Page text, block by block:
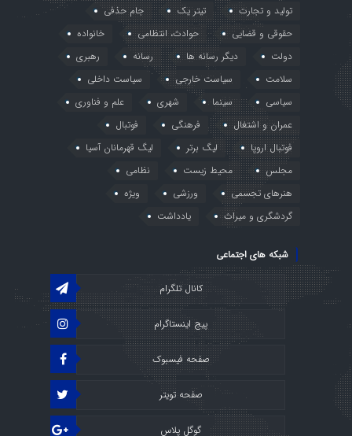
تولید و تجارت
تیتر یک
جام حذفی
حقوقی و قضایی
حوادث، انتظامی
خانواده
دولت
دیگر رسانه ها رسانه
رهبری
سلامت
سیاست خارجی
سیاست داخلی
سیاسی
سینما شهری
علم و فناوری
عمران و اشتغال
فرهنگی
فوتبال
فوتبال اروپا
لیگ برتر
لیگ قهرمانان آسیا
مجلس
محیط زیست
نظامی
هنرهای تجسمی
ورزشی
ویژه
گردشگری و میراث
یادداشت
شبکه های اجتماعی
کانال تلگرام
پیج اینستاگرام
صفحه فیسبوک
صفحه تویتر
گوگل پلاس